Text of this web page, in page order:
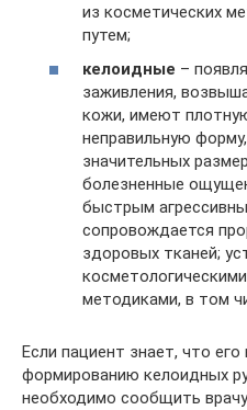
из косметических
путем;
келоидные –
заживления,
кожи, имеют
неправильную
значительных
болезненные
быстрым
сопровождается
здоровых тканей;
методиками, в том
Если пациент знает, что
формированию келоидных
необходимо сообщить